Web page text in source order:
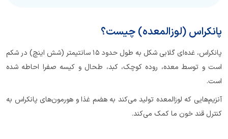
پانکراس (لوزالمعده) چیست؟
پانکراس، غده‌ای گلابی شکل به طول حدود 15 سانتیمتر (شش اینچ) در شکم
است و توسط معده، روده کوچک، کبد، طحال و کیسه صفرا احاطه شده
است.
آنزیم‌هایی که لوزالمعده تولید می‎‌کند به هضم غذا و هورمون‌های پانکراس به
کنترل قند خون ما کمک می‌کند.